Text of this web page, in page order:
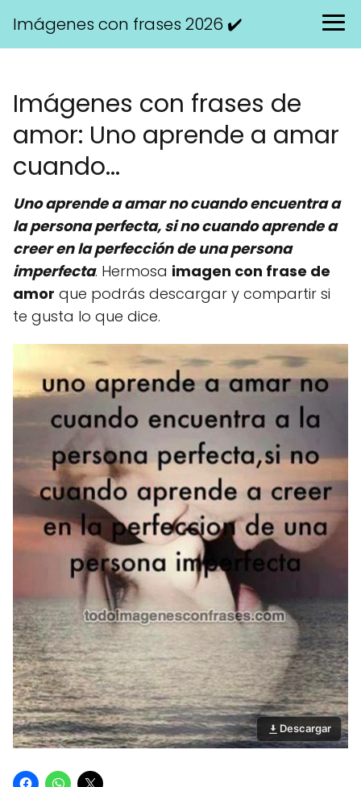
Imágenes con frases 2026 ✔️
Imágenes con frases de
amor: Uno aprende a amar
cuando...
Uno aprende a amar no cuando encuentra a
la persona perfecta, si no cuando aprende a
creer en la perfección de una persona
imperfecta. Hermosa imagen con frase de
amor que podrás descargar y compartir si
te gusta lo que dice.
Descargar